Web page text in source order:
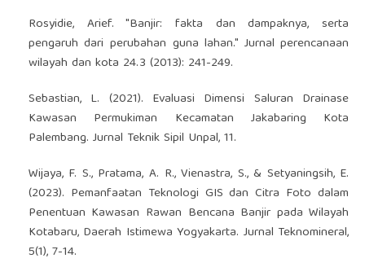
Rosyidie, Arief. "Banjir: fakta dan dampaknya, serta
pengaruh dari perubahan guna lahan." Jurnal perencanaan
wilayah dan kota 24.3 (2013): 241-249.
Sebastian, L. (2021). Evaluasi Dimensi Saluran Drainase
Kawasan Permukiman Kecamatan Jakabaring Kota
Palembang. Jurnal Teknik Sipil Unpal, 11.
Wijaya, F. S., Pratama, A. R., Vienastra, S., & Setyaningsih, E.
(2023). Pemanfaatan Teknologi GIS dan Citra Foto dalam
Penentuan Kawasan Rawan Bencana Banjir pada Wilayah
Kotabaru, Daerah Istimewa Yogyakarta. Jurnal Teknomineral,
5(1), 7-14.